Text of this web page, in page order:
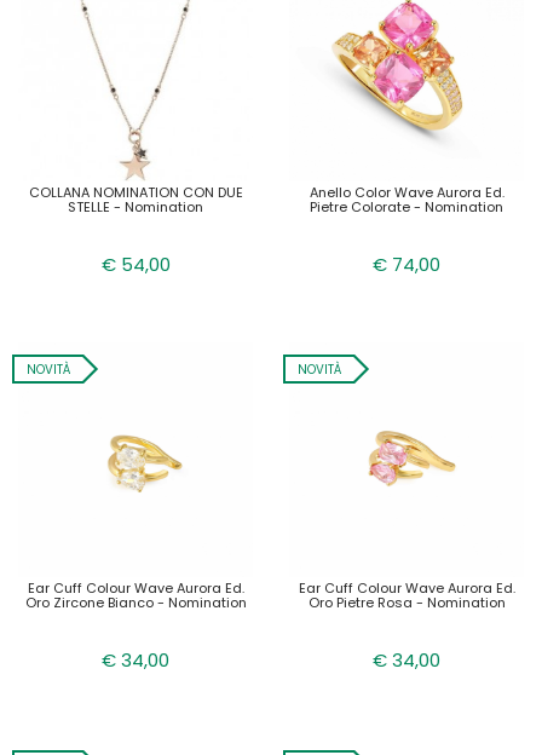
COLLANA NOMINATION CON DUE
STELLE - Nomination
€ 54,00
Anello Color Wave Aurora Ed.
Pietre Colorate - Nomination
€ 74,00
NOVITÀ
Ear Cuff Colour Wave Aurora Ed.
Oro Zircone Bianco - Nomination
€ 34,00
NOVITÀ
Ear Cuff Colour Wave Aurora Ed.
Oro Pietre Rosa - Nomination
€ 34,00